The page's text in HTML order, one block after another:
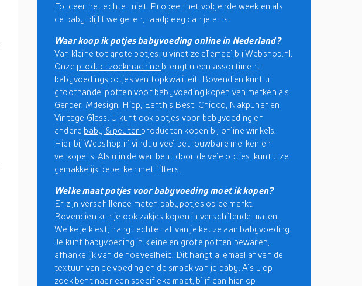
Forceer het echter niet. Probeer het volgende week en als
de baby blijft weigeren, raadpleeg dan je arts.
Waar koop ik potjes babyvoeding online in Nederland?
Van kleine tot grote potjes, u vindt ze allemaal bij Webshop.nl.
Onze productzoekmachine brengt u een assortiment
babyvoedingspotjes van topkwaliteit. Bovendien kunt u
groothandel potten voor babyvoeding kopen van merken als
Gerber, Mdesign, Hipp, Earth's Best, Chicco, Nakpunar en
Vintage Glass. U kunt ook potjes voor babyvoeding en
andere baby & peuter producten kopen bij online winkels.
Hier bij Webshop.nl vindt u veel betrouwbare merken en
verkopers. Als u in de war bent door de vele opties, kunt u ze
gemakkelijk beperken met filters.
Welke maat potjes voor babyvoeding moet ik kopen?
Er zijn verschillende maten babypotjes op de markt.
Bovendien kun je ook zakjes kopen in verschillende maten.
Welke je kiest, hangt echter af van je keuze aan babyvoeding.
Je kunt babyvoeding in kleine en grote potten bewaren,
afhankelijk van de hoeveelheid. Dit hangt allemaal af van de
textuur van de voeding en de smaak van je baby. Als u op
zoek bent naar een specifieke maat, blijf dan hier op